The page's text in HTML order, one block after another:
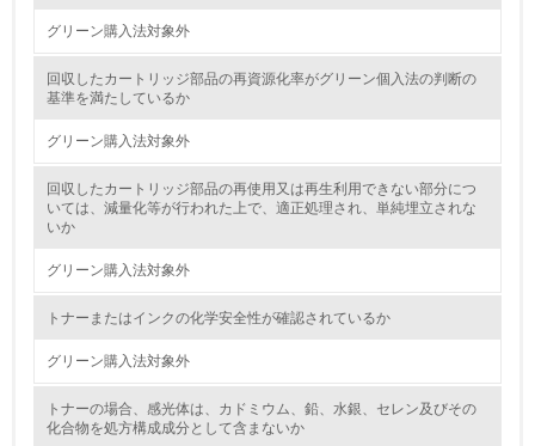
かしている
6.
境対策を理解し、実践している
7.
環境活動に関する規格やプログラムを導入している
2.環境への取り組み
グリーン購入法対象外
回収したカートリッジ部品の再資源化率がグリーン個入法の判断の
基準を満たしているか
グリーン購入法対象外
回収したカートリッジ部品の再使用又は再生利用できない部分につ
いては、減量化等が行われた上で、適正処理され、単純埋立されな
いか
グリーン購入法対象外
トナーまたはインクの化学安全性が確認されているか
グリーン購入法対象外
トナーの場合、感光体は、カドミウム、鉛、水銀、セレン及びその
化合物を処方構成成分として含まないか